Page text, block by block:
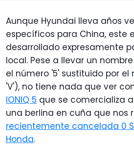
Aunque Hyundai lleva años
específicos para China, este
desarrollado expresamente
local. Pese a llevar un
el número '5' sustituido por
'V'), no tiene nada que ver
IONIQ 5 que se comercializa a
una berlina en cuña que nos
recientemente cancelada 0
Honda.